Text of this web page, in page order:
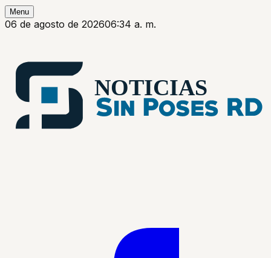
Menu
06 de agosto de 202606:34 a. m.